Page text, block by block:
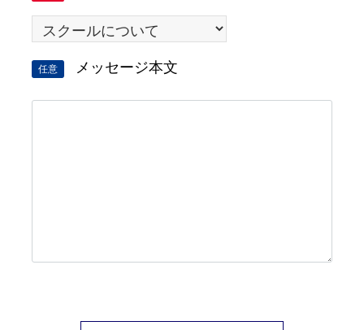
任意 メッセージ本文